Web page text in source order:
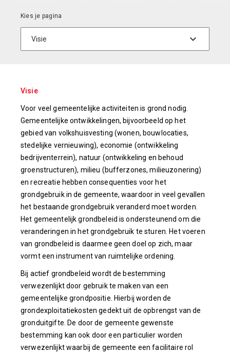
Visie
Voor veel gemeentelijke activiteiten is grond nodig.
Gemeentelijke ontwikkelingen, bijvoorbeeld op het
gebied van volkshuisvesting (wonen, bouwlocaties,
stedelijke vernieuwing), economie (ontwikkeling
bedrijventerrein), natuur (ontwikkeling en behoud
groenstructuren), milieu (bufferzones, milieuzonering)
en recreatie hebben consequenties voor het
grondgebruik in de gemeente, waardoor in veel gevallen
het bestaande grondgebruik veranderd moet worden.
Het gemeentelijk grondbeleid is ondersteunend om die
veranderingen in het grondgebruik te sturen. Het voeren
van grondbeleid is daarmee geen doel op zich, maar
vormt een instrument van ruimtelijke ordening.
Bij actief grondbeleid wordt de bestemming
verwezenlijkt door gebruik te maken van een
gemeentelijke grondpositie. Hierbij worden de
grondexploitatiekosten gedekt uit de opbrengst van de
gronduitgifte. De door de gemeente gewenste
bestemming kan ook door een particulier worden
verwezenlijkt waarbij de gemeente een facilitaire rol